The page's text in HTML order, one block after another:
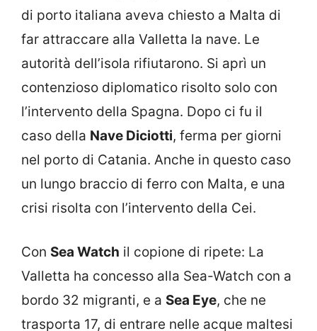
di porto italiana aveva chiesto a Malta di
far attraccare alla Valletta la nave. Le
autorità dell’isola rifiutarono. Si aprì un
contenzioso diplomatico risolto solo con
l’intervento della Spagna. Dopo ci fu il
caso della Nave Diciotti, ferma per giorni
nel porto di Catania. Anche in questo caso
un lungo braccio di ferro con Malta, e una
crisi risolta con l’intervento della Cei.
Con Sea Watch il copione di ripete: La
Valletta ha concesso alla Sea-Watch con a
bordo 32 migranti, e a Sea Eye, che ne
trasporta 17, di entrare nelle acque maltesi